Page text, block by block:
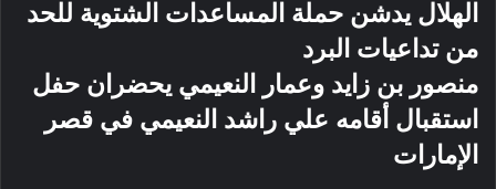
الهلال يدشن حملة المساعدات الشتوية للحد
من تداعيات البرد
منصور بن زايد وعمار النعيمي يحضران حفل
استقبال أقامه علي راشد النعيمي في قصر
الإمارات